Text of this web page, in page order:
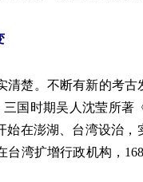
。不断有新的考古
国时期吴人沈莹所
在澎湖、台湾设治
湾扩增行政机构，